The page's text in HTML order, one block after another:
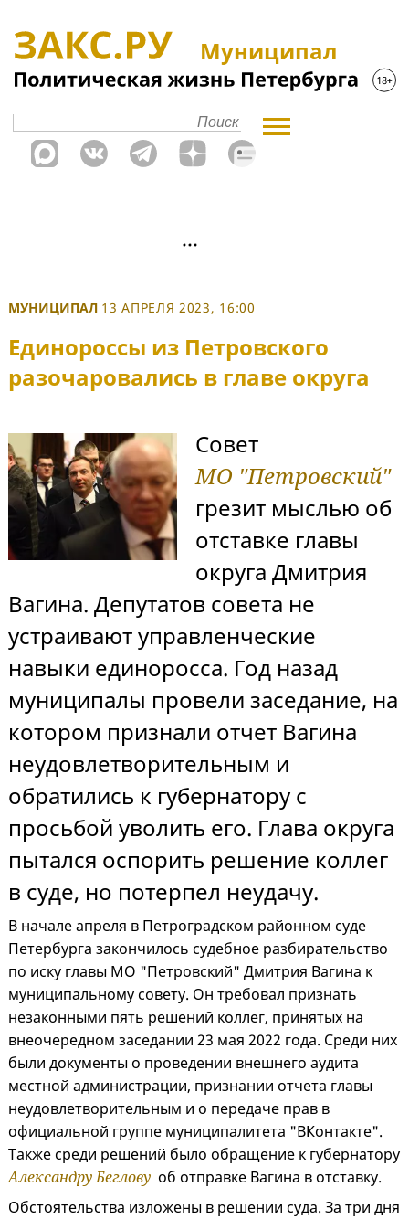
Муниципал
МУНИЦИПАЛ 13 АПРЕЛЯ 2023, 16:00
Единороссы из Петровского
разочаровались в главе округа
Совет
МО "Петровский"
грезит мыслью об
отставке главы
округа Дмитрия
Вагина. Депутатов совета не
устраивают управленческие
навыки единоросса. Год назад
муниципалы провели заседание, на
котором признали отчет Вагина
неудовлетворительным и
обратились к губернатору с
просьбой уволить его. Глава округа
пытался оспорить решение коллег
в суде, но потерпел неудачу.
В начале апреля в Петроградском районном суде
Петербурга закончилось судебное разбирательство
по иску главы МО "Петровский" Дмитрия Вагина к
муниципальному совету. Он требовал признать
незаконными пять решений коллег, принятых на
внеочередном заседании 23 мая 2022 года. Среди них
были документы о проведении внешнего аудита
местной администрации, признании отчета главы
неудовлетворительным и о передаче прав в
официальной группе муниципалитета "ВКонтакте".
Также среди решений было обращение к губернатору
Александру Беглову об отправке Вагина в отставку.
Обстоятельства изложены в решении суда. За три дня